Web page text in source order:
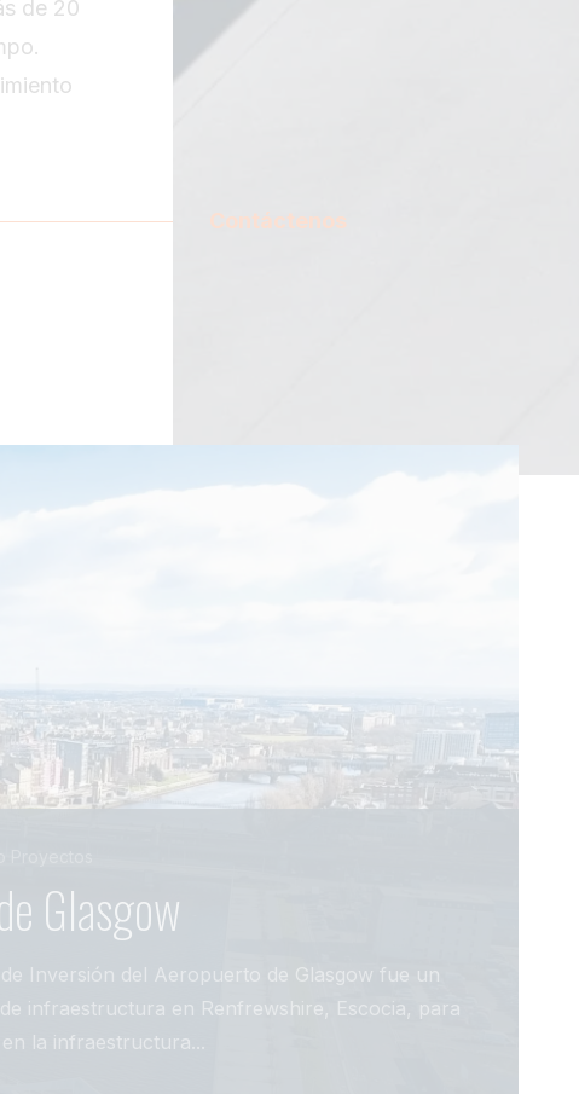
de 20
Contáctenos
Glasgow
Inversión del Aeropuerto de Glasgow fue un
infraestructura en Renfrewshire, Escocia, para
la infraestructura...